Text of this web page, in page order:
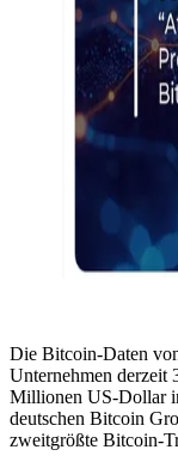
Die Bitcoin-Daten
Unternehmen derzeit
Millionen US-Dollar
deutschen Bitcoin
zweitgrößte Bitcoin-